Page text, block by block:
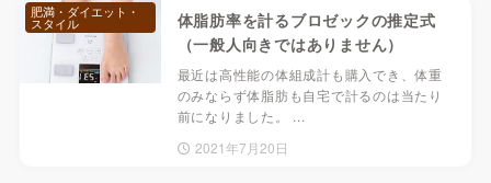
体脂肪率を計るブロゼックの推定式
（一般人向きではありません）
最近は高性能の体組成計も購入でき、体重
のみならず体脂肪も自宅で計るのは当たり
前になりました。 ...
2021年7月20日
肥満・ダイエット・
スタイル